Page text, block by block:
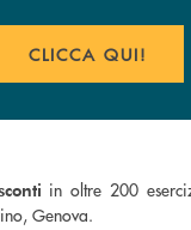
CLICCA QUI!
in oltre 200
Genova.